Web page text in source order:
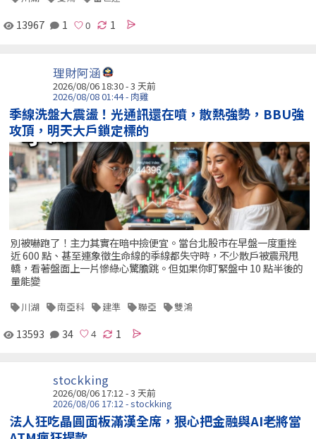
13967 1 1
理財阿涵
2026/08/06 18:30 - 3 天前
2026/08/08 01:44 - 肉雞
季線洗盤大震盪！光通訊還在噴，散熱強勢，BBU強
攻頂，明天大戶鎖定標的
別被嚇跑了！主力其實在暗中撿便宜。當台北股市在早盤一度重挫
近 600 點、甚至連象徵生命線的季線都失守時，不少散戶被震飛甩
轎，看著盤面上一片慘綠心驚膽跳。但如果你盯緊盤中 10 點半後的
量能變
川湖 南亞科 建準 聯亞 雙鴻
13593 34 1
stockking
2026/08/06 17:12 - 3 天前
2026/08/06 17:12 - stockking
法人狂吃晶圓面板滿漢全席，狠心把金融與AI老將當